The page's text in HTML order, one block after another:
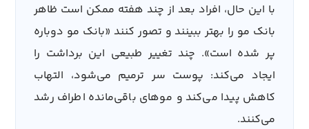
با این حال، افراد بعد از چند هفته ممکن است ظاهر
بانک مو را بهتر ببینند و تصور کنند «بانک مو دوباره
پر شده است». چند تغییر طبیعی این برداشت را
ایجاد می‌کند: پوست سر ترمیم می‌شود، التهاب
کاهش پیدا می‌کند و موهای باقی‌مانده اطراف رشد
می‌کنند.